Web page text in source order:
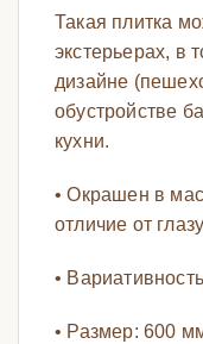
Такая плитка
экстерьерах, в
дизайне
обустройстве
кухни.
• Окрашен в
отличие от
•
• Размер: 600